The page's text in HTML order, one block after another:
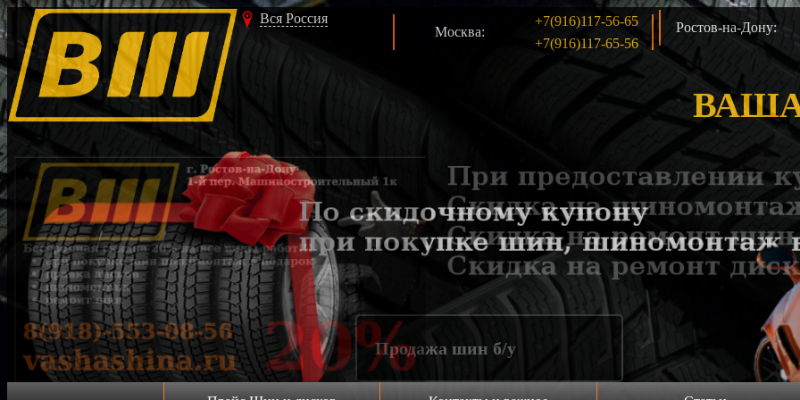
Вся Россия
Москва:
+7(916)117-56-65
+7(916)117-65-56
Ростов-на-Дону:
Акция!!!